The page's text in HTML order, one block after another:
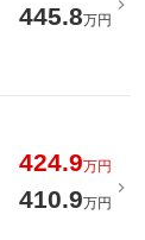
445.8万円
424.9万円
410.9万円